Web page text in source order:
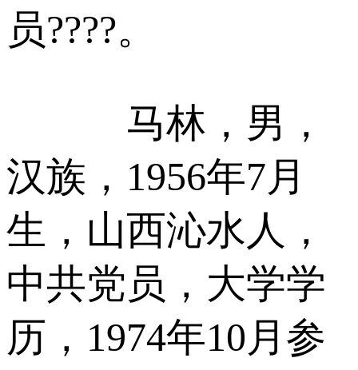
员????。
马林，男，
汉族，1956年7月
生，山西沁水人，
中共党员，大学学
历，1974年10月参